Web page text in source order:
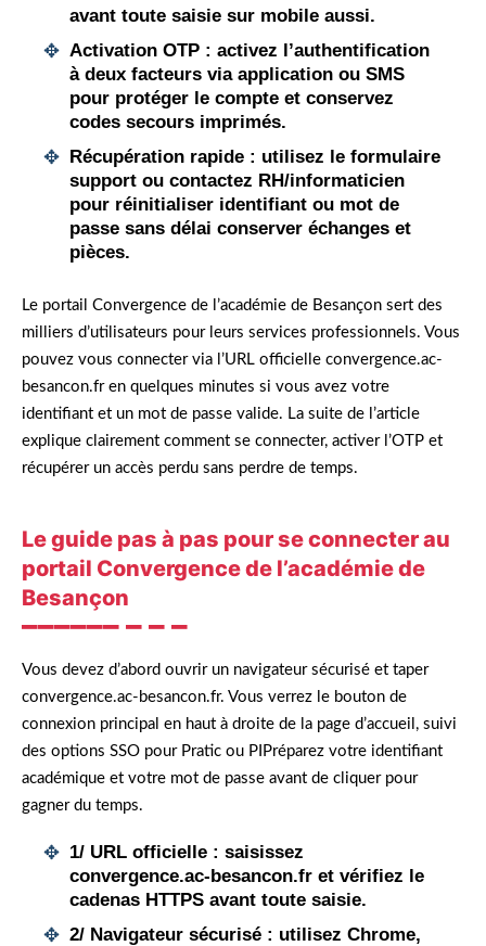
avant toute saisie sur mobile aussi.
Activation OTP : activez l’authentification
à deux facteurs via application ou SMS
pour protéger le compte et conservez
codes secours imprimés.
Récupération rapide : utilisez le formulaire
support ou contactez RH/informaticien
pour réinitialiser identifiant ou mot de
passe sans délai conserver échanges et
pièces.
Le portail Convergence de l’académie de Besançon sert des
milliers d’utilisateurs pour leurs services professionnels. Vous
pouvez vous connecter via l’URL officielle convergence.ac-
besancon.fr en quelques minutes si vous avez votre
identifiant et un mot de passe valide. La suite de l’article
explique clairement comment se connecter, activer l’OTP et
récupérer un accès perdu sans perdre de temps.
Le guide pas à pas pour se connecter au
portail Convergence de l’académie de
Besançon
Vous devez d’abord ouvrir un navigateur sécurisé et taper
convergence.ac-besancon.fr. Vous verrez le bouton de
connexion principal en haut à droite de la page d’accueil, suivi
des options SSO pour Pratic ou PIPréparez votre identifiant
académique et votre mot de passe avant de cliquer pour
gagner du temps.
1/ URL officielle : saisissez
convergence.ac-besancon.fr et vérifiez le
cadenas HTTPS avant toute saisie.
2/ Navigateur sécurisé : utilisez Chrome,